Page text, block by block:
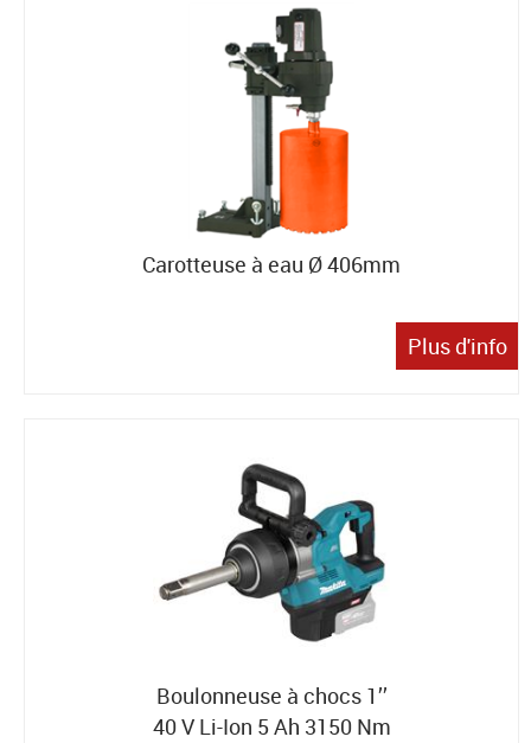
Carotteuse à eau Ø 406mm
Plus d'info
Boulonneuse à chocs 1’’
40 V Li-Ion 5 Ah 3150 Nm